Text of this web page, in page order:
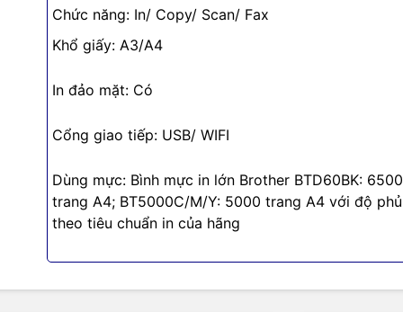
Chức năng: In/ Copy/ Scan/ Fax
Khổ giấy: A3/A4
In đảo mặt: Có
Cổng giao tiếp: USB/ WIFI
Dùng mực: Bình mực in lớn Brother BTD60BK: 6500
trang A4; BT5000C/M/Y: 5000 trang A4 với độ phủ
theo tiêu chuẩn in của hãng